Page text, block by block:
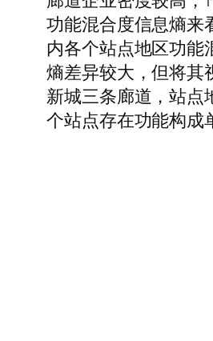
功能混合度信息熵来
内各个站点地区功
熵差异较大，但将其
新城三条廊道，站点
个站点存在功能构成